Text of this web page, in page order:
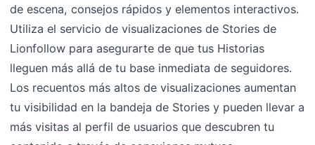
de escena, consejos rápidos y elementos interactivos.
Utiliza el servicio de visualizaciones de Stories de
Lionfollow para asegurarte de que tus Historias
lleguen más allá de tu base inmediata de seguidores.
Los recuentos más altos de visualizaciones aumentan
tu visibilidad en la bandeja de Stories y pueden llevar a
más visitas al perfil de usuarios que descubren tu